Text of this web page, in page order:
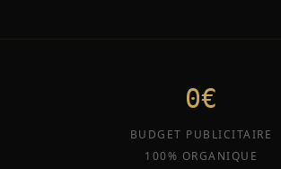
0€
BUDGET PUBLICITAIRE
100% ORGANIQUE